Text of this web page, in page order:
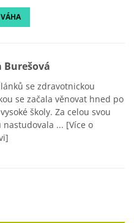
Burešová
se zdravotnickou
se začala věnovat hned po
školy. Za celou svou
nastudovala ... [Více o